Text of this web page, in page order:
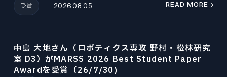
受賞 2026.08.05 READ MORE
中島 大地さん（ロボティクス専攻 野村・松林研究
室 D3）がMARSS 2026 Best Student Paper
Awardを受賞（26/7/30)